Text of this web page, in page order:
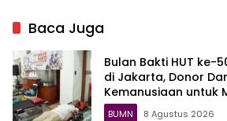
Balita Terlayani
Baca Juga
Bulan Bakti HUT ke-
di Jakarta, Donor
Kemanusiaan untuk
BUMN 8 Agustus 2026